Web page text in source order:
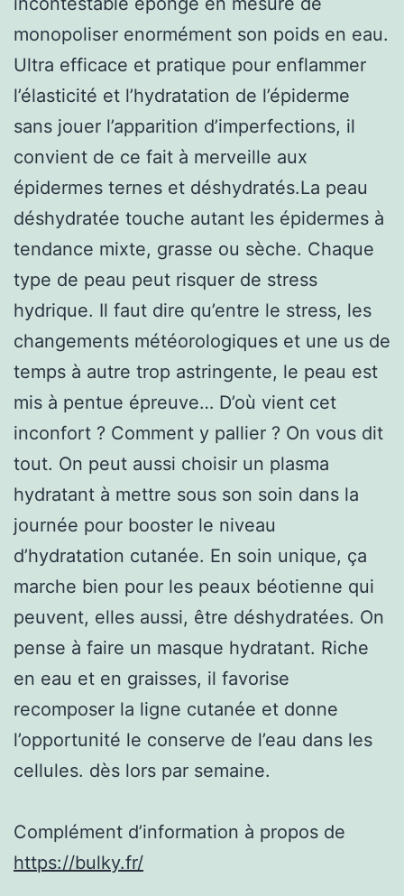
monopoliser enormément son poids en eau.
Ultra efficace et pratique pour enflammer
l’élasticité et l’hydratation de l’épiderme
sans jouer l’apparition d’imperfections, il
convient de ce fait à merveille aux
épidermes ternes et déshydratés.La peau
déshydratée touche autant les épidermes à
tendance mixte, grasse ou sèche. Chaque
type de peau peut risquer de stress
hydrique. Il faut dire qu’entre le stress, les
changements météorologiques et une us de
temps à autre trop astringente, le peau est
mis à pentue épreuve… D’où vient cet
inconfort ? Comment y pallier ? On vous dit
tout. On peut aussi choisir un plasma
hydratant à mettre sous son soin dans la
journée pour booster le niveau
d’hydratation cutanée. En soin unique, ça
marche bien pour les peaux béotienne qui
peuvent, elles aussi, être déshydratées. On
pense à faire un masque hydratant. Riche
en eau et en graisses, il favorise
recomposer la ligne cutanée et donne
l’opportunité le conserve de l’eau dans les
cellules. dès lors par semaine.
Complément d’information à propos de
https://bulky.fr/